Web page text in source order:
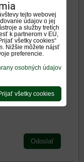
- aspoň
Odoslať
tejto webovej
údajov o jej
a služby tretích
k partnerom v EÚ,
všetky cookies“
Nižšie môžete nájsť
preferencie.
osobných údajov
všetky cookies